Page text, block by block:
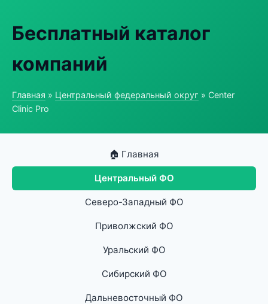
Бесплатный каталог
компаний
Главная » Центральный федеральный округ » Center
Clinic Pro
🏠 Главная
Центральный ФО
Северо-Западный ФО
Приволжский ФО
Уральский ФО
Сибирский ФО
Дальневосточный ФО